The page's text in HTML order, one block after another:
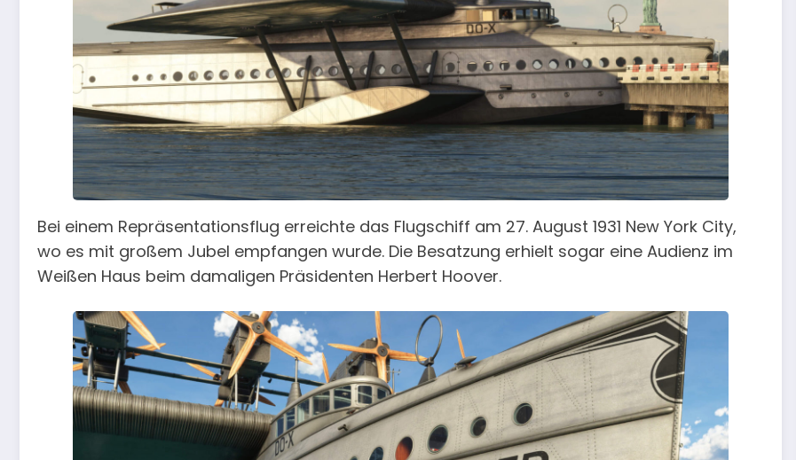
Bei einem Repräsentationsflug erreichte das Flugschiff am 27. August 1931 New York City,
wo es mit großem Jubel empfangen wurde. Die Besatzung erhielt sogar eine Audienz im
Weißen Haus beim damaligen Präsidenten Herbert Hoover.